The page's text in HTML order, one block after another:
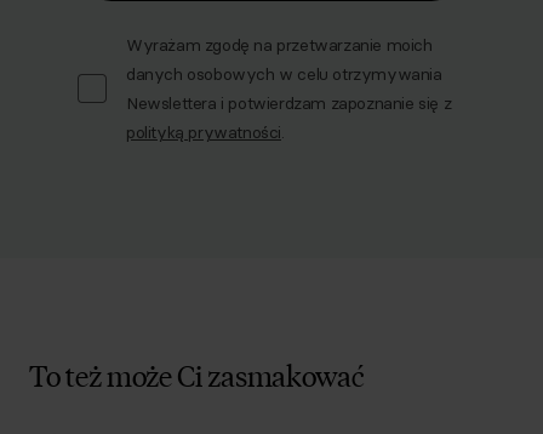
Wyrażam zgodę na przetwarzanie moich
danych osobowych w celu otrzymywania
Newslettera i potwierdzam zapoznanie się z
polityką prywatności.
To też może Ci zasmakować